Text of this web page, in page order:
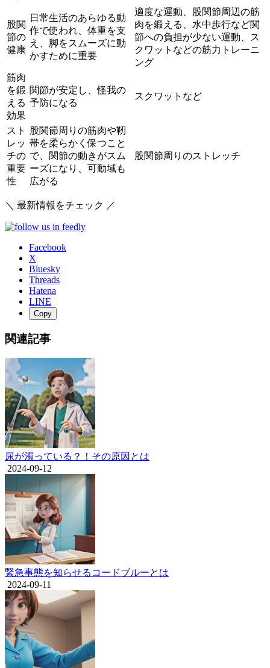
股関
節の
健康
日常生活のあらゆる動
作で使われ、体重を支
え、脚をスムーズに動
かすために重要
適度な運動、股関節周辺の筋
肉を鍛える、水中歩行など関
節への負担が少ない運動、ス
クワットなどの筋力トレーニ
ング
筋肉
を鍛
える
効果
関節が安定し、怪我の
予防になる
スクワットなど
スト
レッ
チの
重要
性
股関節周りの筋肉や靭
帯を柔らかく保つこと
で、関節の動きがスム
ーズになり、可動域も
広がる
股関節周りのストレッチ
＼ 最新情報をチェック ／
Facebook
X
Bluesky
Threads
Hatena
LINE
Copy
関連記事
尿が濁っている？！その原因とは
2024-09-12
緊急事態を知らせるコードブルーとは
2024-09-11